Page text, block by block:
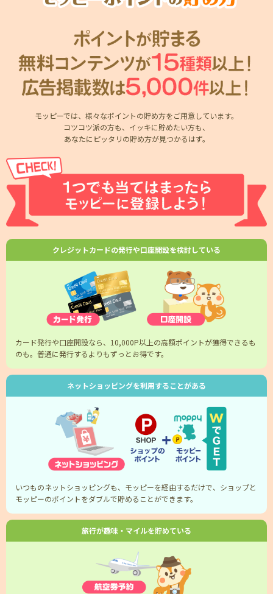
モッピーでは、様々なポイントの貯め方をご用意しています。
コツコツ派の方も、イッキに貯めたい方も、
あなたにピッタリの貯め方が見つかるはず。
クレジットカードの発行や口座開設を検討している
カード発行や口座開設なら、10,000P以上の高額ポイントが獲得できるも
のも。普通に発行するよりもずっとお得です。
ネットショッピングを利用することがある
いつものネットショッピングも、モッピーを経由するだけで、ショップと
モッピーのポイントをダブルで貯めることができます。
旅行が趣味・マイルを貯めている